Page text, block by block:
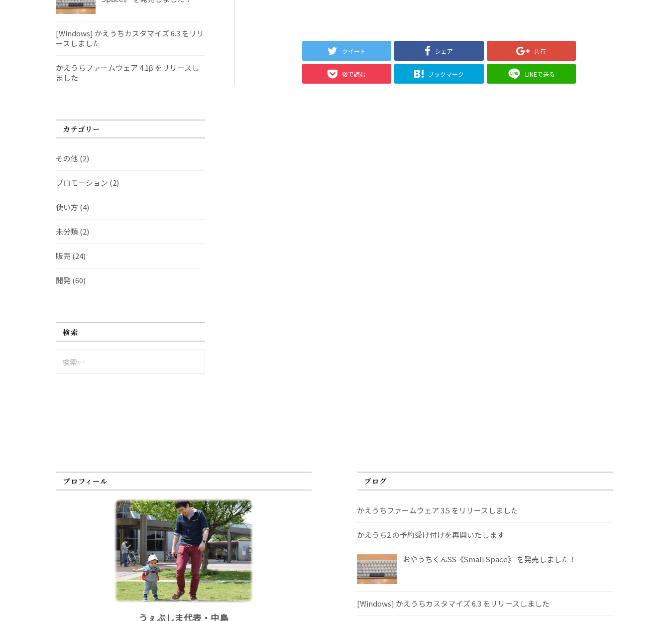
ツイート シェア 共有
後で読む ブックマーク LINEで送る
[Windows] かえうちカスタマイズ 6.3 をリリ
ースしました
かえうちファームウェア 4.1β をリリースし
ました
カテゴリー
その他 (2)
プロモーション (2)
使い方 (4)
未分類 (2)
販売 (24)
開発(60)
検索
索:
プロフィール
うぇぶしま代表・中島
ブログ
かえうちファームウェア 3.5 をリリースしました
かえうち2 の予約受け付けを再開いたします
おやうちくんSS《Small Space》 を発売しました！
[Windows] かえうちカスタマイズ 6.3 をリリースしました